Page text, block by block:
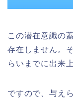
この潜在意識の
存在しません。
らいまでに出来
ですので、与え